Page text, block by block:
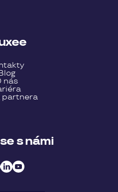
nás
partnera
s námi